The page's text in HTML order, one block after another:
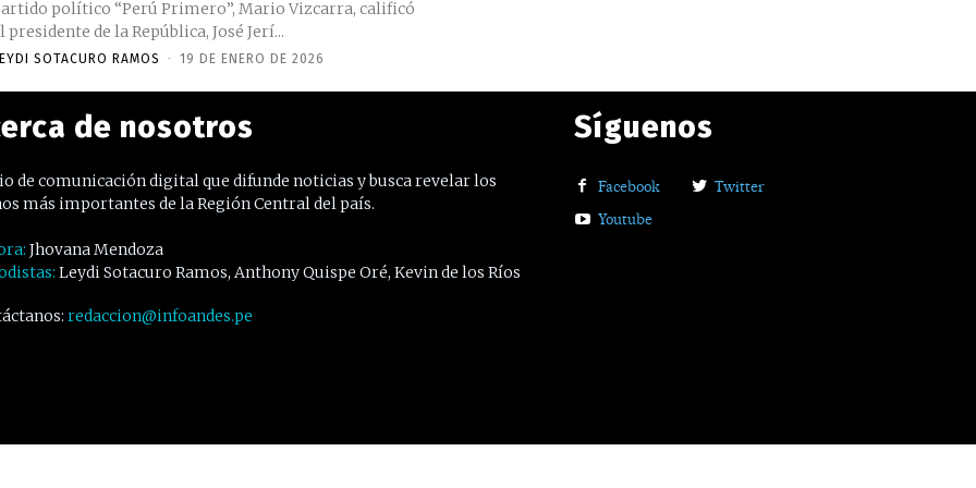
político “Perú Primero”, Mario Vizcarra, calificó
presidente de la República, José Jerí...
SOTACURO RAMOS - 19 DE ENERO DE 2026
de nosotros
de comunicación digital que difunde noticias y busca revelar los
más importantes de la Región Central del país.
Jhovana Mendoza
Leydi Sotacuro Ramos, Anthony Quispe Oré, Kevin de los Ríos
redaccion@infoandes.pe
Síguenos
Facebook
Twitter
Youtube